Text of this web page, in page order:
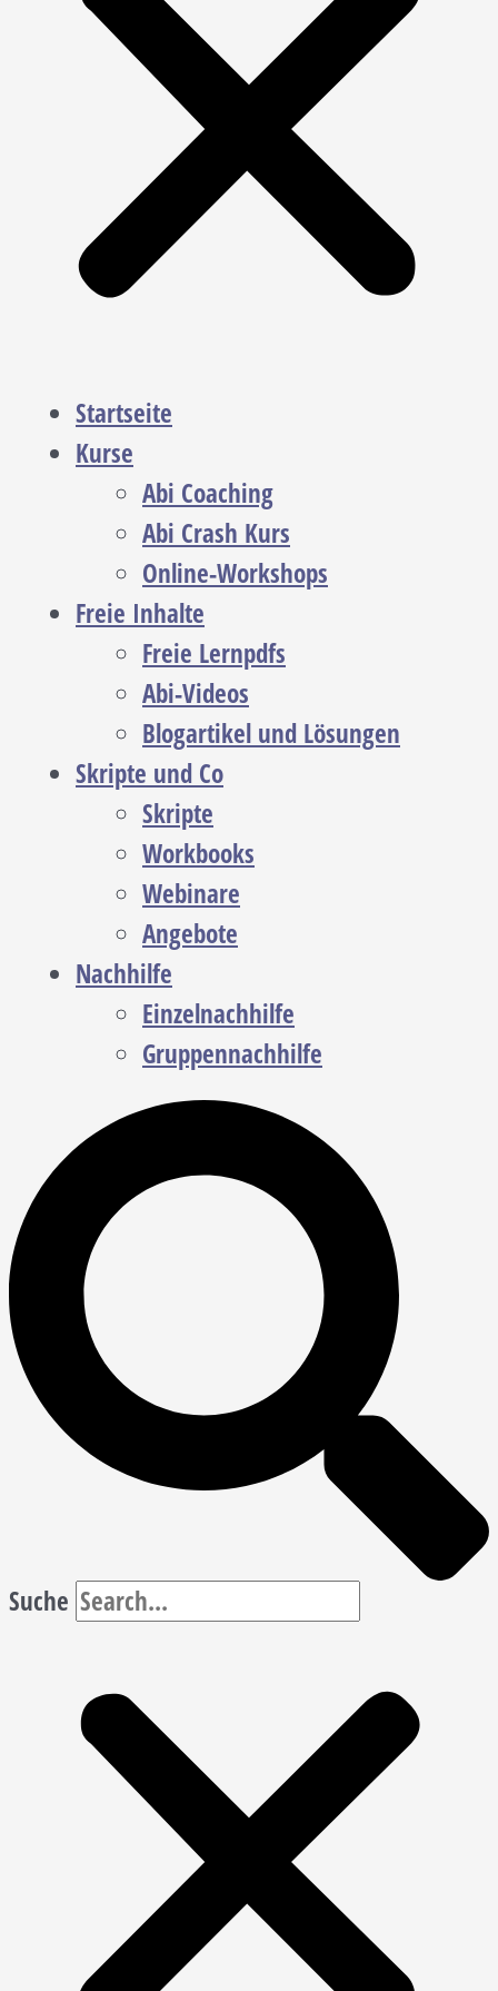
Startseite
Kurse
Abi Coaching
Abi Crash Kurs
Online-Workshops
Freie Inhalte
Freie Lernpdfs
Abi-Videos
Blogartikel und Lösungen
Skripte und Co
Skripte
Workbooks
Webinare
Angebote
Nachhilfe
Einzelnachhilfe
Gruppennachhilfe
Suche